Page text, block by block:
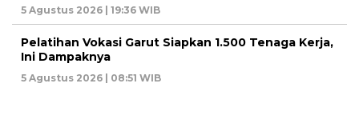
5 Agustus 2026 | 19:36 WIB
Pelatihan Vokasi Garut Siapkan 1.500 Tenaga Kerja,
Ini Dampaknya
5 Agustus 2026 | 08:51 WIB